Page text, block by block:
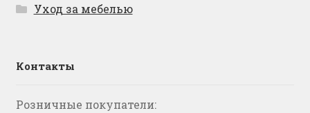
Уход за мебелью
Контакты
Розничные покупатели: